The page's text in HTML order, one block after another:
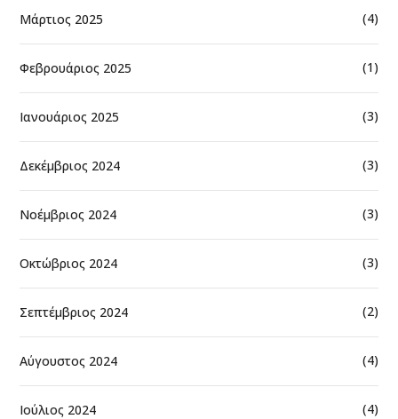
Μάρτιος 2025 (4)
Φεβρουάριος 2025 (1)
Ιανουάριος 2025 (3)
Δεκέμβριος 2024 (3)
Νοέμβριος 2024 (3)
Οκτώβριος 2024 (3)
Σεπτέμβριος 2024 (2)
Αύγουστος 2024 (4)
Ιούλιος 2024 (4)